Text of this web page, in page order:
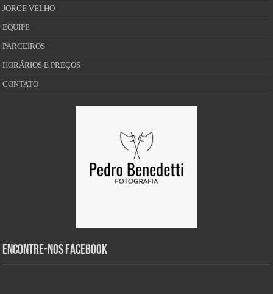
JORGE VELHO
EQUIPE
PARCEIROS
HORÁRIOS E PREÇOS
CONTATO
Encontre-nos Facebook